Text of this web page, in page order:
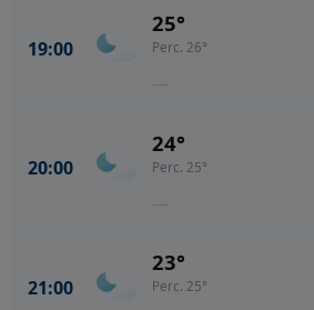
19:00
25°
Perc. 26°
—
20:00
24°
Perc. 25°
—
21:00
23°
Perc. 25°